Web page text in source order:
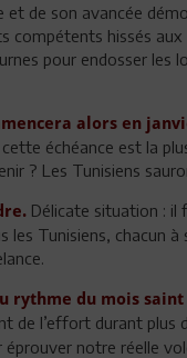
de son avancée
compétents hissés
pour endosser les
alors en
échéance est la
? Les Tunisiens
Délicate situation : il
Tunisiens, chacun à
rythme du mois
de l’effort durant plus
éprouver notre réelle